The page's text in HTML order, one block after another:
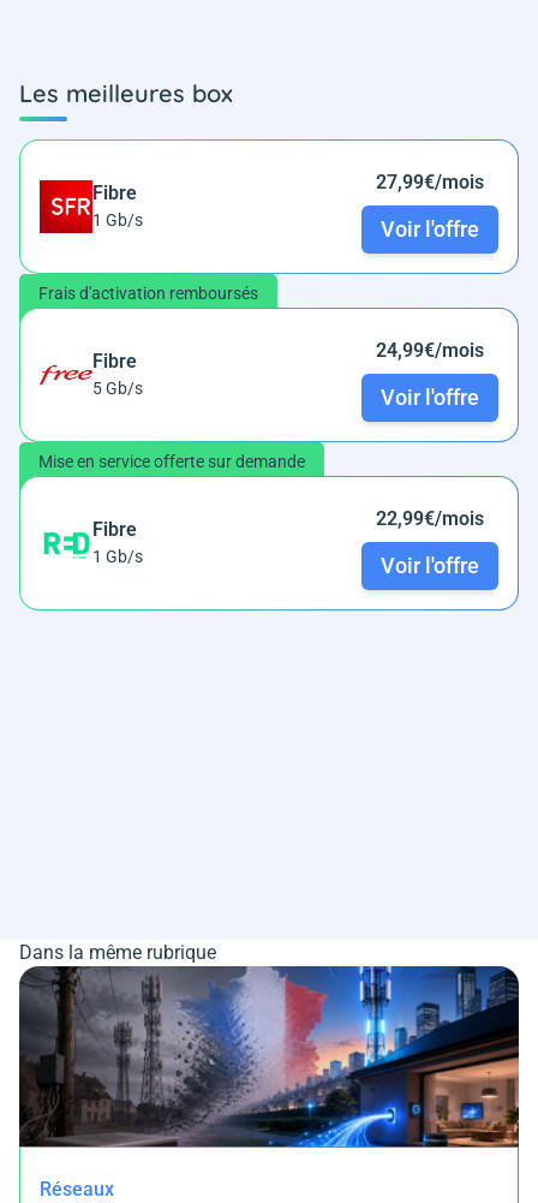
Les meilleures box
Fibre
1 Gb/s
27,99€/mois
Voir l'offre
Frais d'activation remboursés
Fibre
5 Gb/s
24,99€/mois
Voir l'offre
Mise en service offerte sur demande
Fibre
1 Gb/s
22,99€/mois
Voir l'offre
Dans la même rubrique
Réseaux